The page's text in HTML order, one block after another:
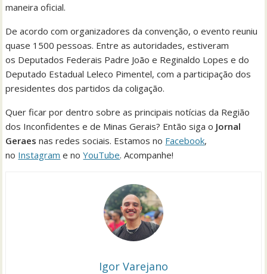
maneira oficial.
De acordo com organizadores da convenção, o evento reuniu
quase 1500 pessoas. Entre as autoridades, estiveram
os Deputados Federais Padre João e Reginaldo Lopes e do
Deputado Estadual Leleco Pimentel, com a participação dos
presidentes dos partidos da coligação.
Quer ficar por dentro sobre as principais notícias da Região
dos Inconfidentes e de Minas Gerais? Então siga o Jornal
Geraesnas redes sociais. Estamos no Facebook,
no Instagram e noYouTube. Acompanhe!
Igor Varejano